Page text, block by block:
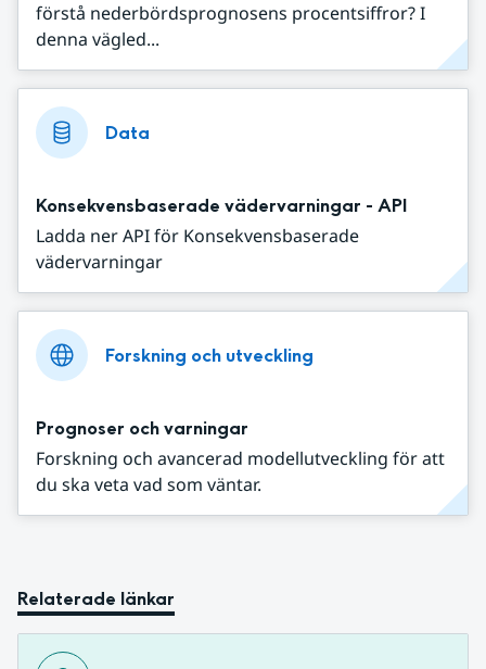
förstå nederbördsprognosens procentsiffror? I
denna vägled...
Data
Konsekvensbaserade vädervarningar - API
Ladda ner API för Konsekvensbaserade
vädervarningar
Forskning och utveckling
Prognoser och varningar
Forskning och avancerad modellutveckling för att
du ska veta vad som väntar.
Relaterade länkar